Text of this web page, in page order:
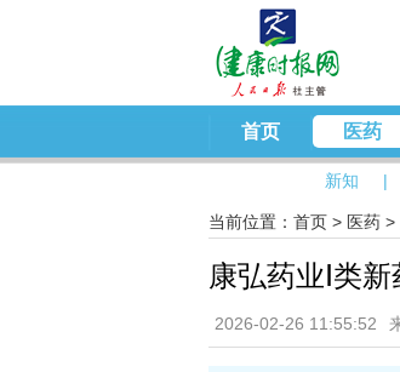
首页 医药
新知 |
当前位置： 首页 > 医药 >
康弘药业Ⅰ类
2026-02-26 11:55:52